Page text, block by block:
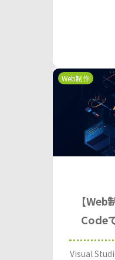
Web制作
【
Code
Visual